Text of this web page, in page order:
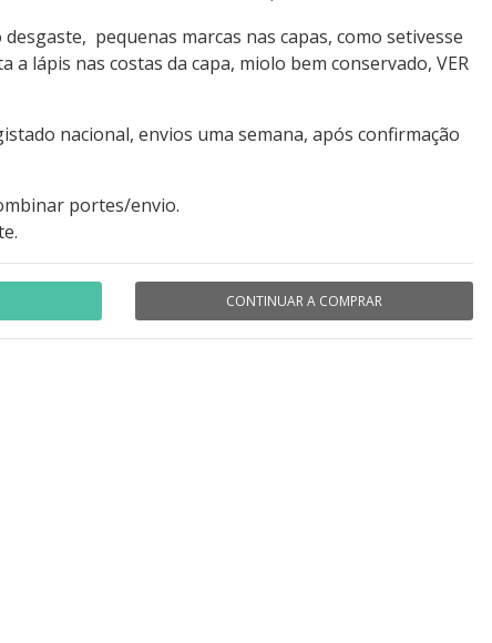
pequenas marcas nas capas, como setivesse
a lápis nas costas da capa, miolo bem conservado, VER
nacional, envios uma semana, após confirmação
portes/envio.
CONTINUAR A COMPRAR